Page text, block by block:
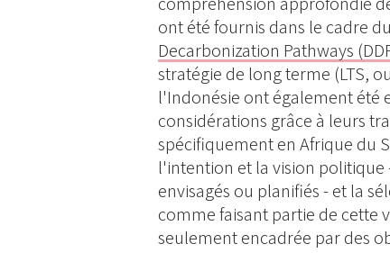
ont été fournis dans le cadre
Decarbonization Pathways
stratégie de long terme (LTS,
l'Indonésie ont également été
considérations grâce à leurs
spécifiquement en Afrique du
l'intention et la vision politique
envisagés ou planifiés - et la
comme faisant partie de cette
seulement encadrée par des